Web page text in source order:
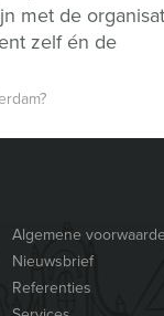
met de
zelf én de
Algemene
Nieuwsbrief
Referenties